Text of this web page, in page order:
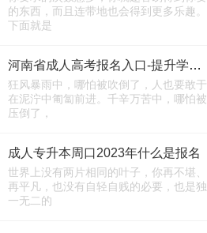
的东西，而且连带地也会得到更多乐趣。
下面就是
河南省成人高考报名入口-提升学历的好处
狂风暴雨中，哪怕被吹倒了，人也要敢于
在泥泞中匍匐前进。千辛万苦中，哪怕被
压倒了，
成人专升本周口2023年什么是报名
世界上没有两片相同的叶子，你再不堪、
再平凡，也没有自轻自贱的必要，也是独
一无二的